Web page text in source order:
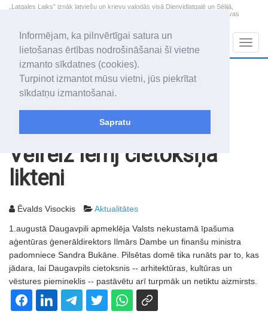
Informējam, ka pilnvērtīgai satura un
lietošanas ērtības nodrošināšanai šī vietne
izmanto sīkdatnes (cookies).
Turpinot izmantot mūsu vietni, jūs piekrītat
sīkdatņu izmantošanai.
Sapratu
„Latgales Laiks” iznāk latviešu un krievu valodās visā Dienvidlatgalē un Sēlijā,
„Latgales Laiks” latviešu valodā aptver Daugavpils valstspilsētu, Augšdaugavas
2026. gada 8. augusts
Sestdiena
Mudīte, Vladislava, Vladislavs
+16.7
Vēlreiz lemj cietokšņa
likteni
Ēvalds Visockis Aktualitātes
1.augustā Daugavpili apmeklēja Valsts nekustamā īpašuma
aģentūras ģenerāldirektors Ilmārs Dambe un finanšu ministra
padomniece Sandra Bukāne. Pilsētas domē tika runāts par to, kas
jādara, lai Daugavpils cietoksnis -- arhitektūras, kultūras un
vēstures piemineklis -- pastāvētu arī turpmāk un netiktu aizmirsts.